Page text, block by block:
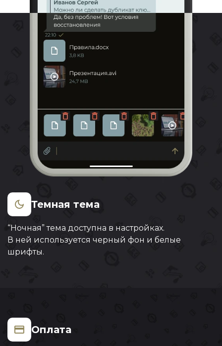
Темная тема
“Ночная” тема доступна в настройках.
В ней используется черный фон и белые
шрифты.
Оплата